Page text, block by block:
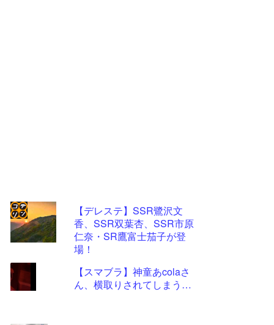
【デレステ】SSR鷺沢文
香、SSR双葉杏、SSR市原
仁奈・SR鷹富士茄子が登
場！
【スマブラ】神童あcolaさ
ん、横取りされてしまう…
コテ
リン
- 固
定リ